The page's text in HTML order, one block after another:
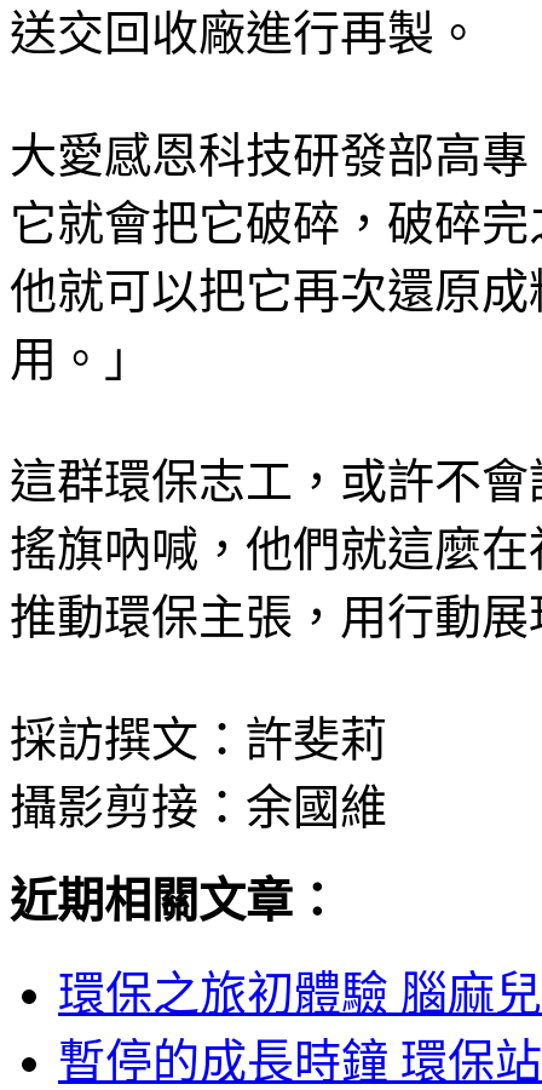
送交回收廠進行再製。
大愛感恩科技研發部高
它就會把它破碎，破碎
他就可以把它再次還原
用。」
這群環保志工，或許不
搖旗吶喊，他們就這麼
推動環保主張，用行動
採訪撰文：許斐莉
攝影剪接：余國維
近期相關文章：
環保之旅初體驗 腦麻
暫停的成長時鐘 環保